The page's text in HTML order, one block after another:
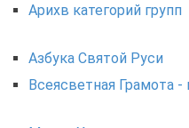
Арихв категорий групп
Азбука Святой Руси
Всеясветная Грамота